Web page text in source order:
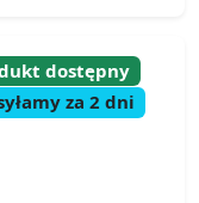
dostępny
za 2 dni